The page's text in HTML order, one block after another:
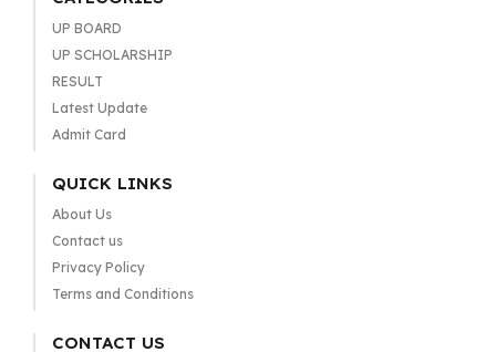
UP BOARD
UP SCHOLARSHIP
RESULT
Latest Update
Admit Card
QUICK LINKS
About Us
Contact us
Privacy Policy
Terms and Conditions
CONTACT US